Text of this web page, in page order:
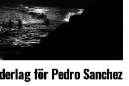
för Pedro Sanchez